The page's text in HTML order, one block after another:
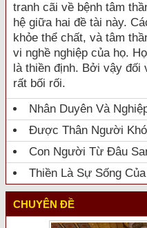
tranh cãi về bệnh tâm
hệ giữa hai đề tài này.
khỏe thể chất, và tâm
vi nghề nghiệp của họ.
là thiền định. Bởi vậy
rất bối rối.
Nhân Duyên Và
Được Thân Người
Con Người Từ Đâu
Thiền Là Sự Sống
CHUYÊN ĐỀ